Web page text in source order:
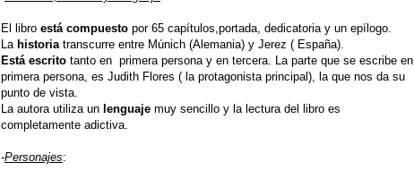
El libro está compuesto por 65 capítulos,portada, dedicatoria y un epílogo.
La historiatranscurre entre Múnich (Alemania) y Jerez ( España).
Está escrito tanto en primera persona y en tercera. La parte que se escribe en
primera persona, es Judith Flores ( la protagonista principal), la que nos da su
punto de vista.
La autora utiliza un lenguaje muy sencillo y la lectura del libro es
completamente adictiva.
-Personajes: